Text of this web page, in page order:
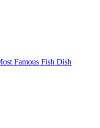
Famous Fish Dish